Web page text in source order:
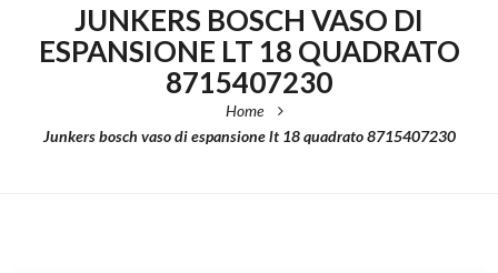
JUNKERS BOSCH VASO DI
ESPANSIONE LT 18 QUADRATO
8715407230
Home
Junkers bosch vaso di espansione lt 18 quadrato 8715407230